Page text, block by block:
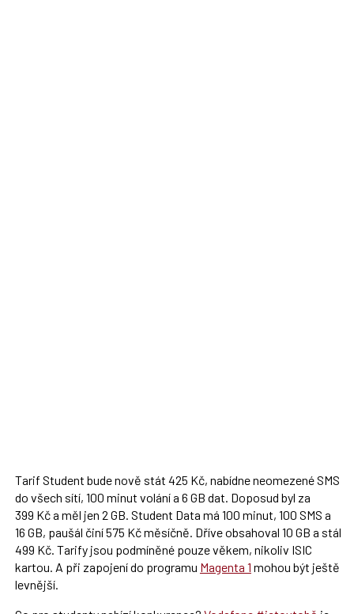
Tarif Student bude nově stát 425 Kč, nabídne neomezené SMS
do všech sítí, 100 minut volání a 6 GB dat. Doposud byl za
399 Kč a měl jen 2 GB. Student Data má 100 minut, 100 SMS a
16 GB, paušál činí 575 Kč měsíčně. Dříve obsahoval 10 GB a stál
499 Kč. Tarify jsou podmíněné pouze věkem, nikoliv ISIC
kartou. A při zapojení do programu Magenta 1 mohou být ještě
levnější.